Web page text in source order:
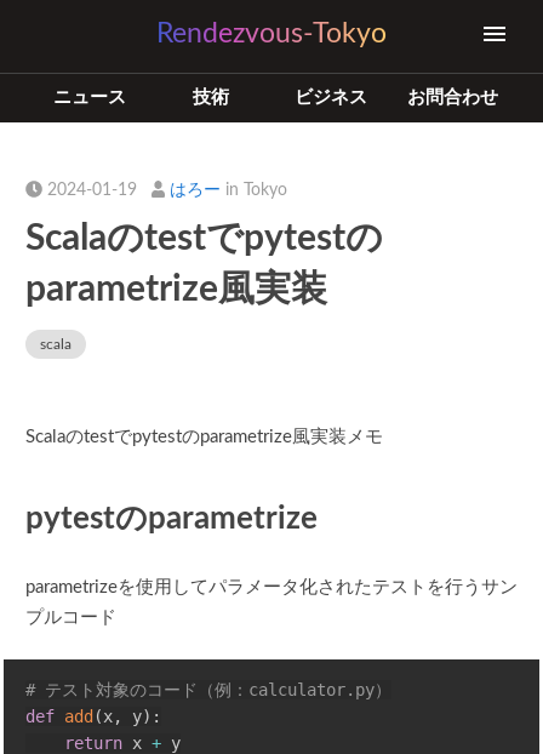
Rendezvous-Tokyo
ニュース 技術 ビジネス お問合わせ
2024-01-19 はろー in Tokyo
Scalaのtestでpytestの
parametrize風実装
scala
Scalaのtestでpytestのparametrize風実装メモ
pytestのparametrize
parametrizeを使用してパラメータ化されたテストを行うサン
プルコード
# テスト対象のコード（例：calculator.py）
def add (x, y) :
return x + y